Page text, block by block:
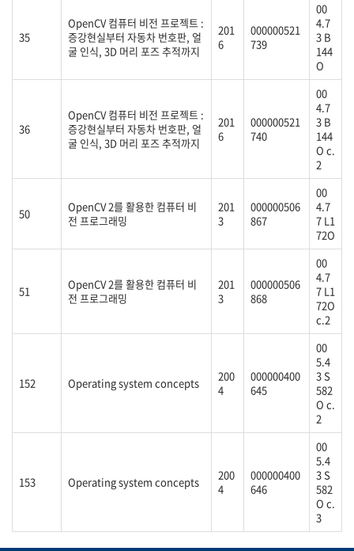
35
OpenCV 컴퓨터 비전 프로젝트 :
증강현실부터 자동차 번호판, 얼
굴 인식, 3D 머리 포즈 추적까지
201
6
000000521
739
00
4.7
3 B
144
O
36
OpenCV 컴퓨터 비전 프로젝트 :
증강현실부터 자동차 번호판, 얼
굴 인식, 3D 머리 포즈 추적까지
201
6
000000521
740
00
4.7
3 B
144
O c.
2
50
OpenCV 2를 활용한 컴퓨터 비
전 프로그래밍
201
3
000000506
867
00
4.7
7 L1
72O
51
OpenCV 2를 활용한 컴퓨터 비
전 프로그래밍
201
3
000000506
868
00
4.7
7 L1
72O
c.2
152 Operating system concepts
200
4
000000400
645
00
5.4
3 S
582
O c.
2
153 Operating system concepts
200
4
000000400
646
00
5.4
3 S
582
O c.
3